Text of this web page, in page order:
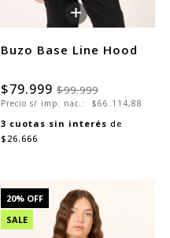
+
Buzo Base Line Hood
$79.999 $99.999
Precio s/ imp. nac.: $66.114,88
3 cuotas sin interés de
$26.666
20% OFF
SALE